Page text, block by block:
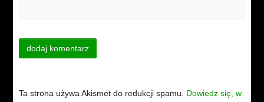
Ta strona używa Akismet do redukcji spamu. Dowiedz się, w